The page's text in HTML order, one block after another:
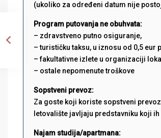
(ukoliko za određeni datum nije
Program putovanja ne obuhvata:
– zdravstveno putno osiguranje,
– turističku taksu, u iznosu od 0,5 eur
– fakultativne izlete u organizaciji
– ostale nepomenute troškove
Sopstveni prevoz:
Za goste koji koriste sopstveni
letovalište javljaju predstavniku koji
Najam studija/apartmana: